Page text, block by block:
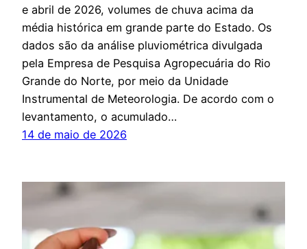
e abril de 2026, volumes de chuva acima da
média histórica em grande parte do Estado. Os
dados são da análise pluviométrica divulgada
pela Empresa de Pesquisa Agropecuária do Rio
Grande do Norte, por meio da Unidade
Instrumental de Meteorologia. De acordo com o
levantamento, o acumulado…
14 de maio de 2026